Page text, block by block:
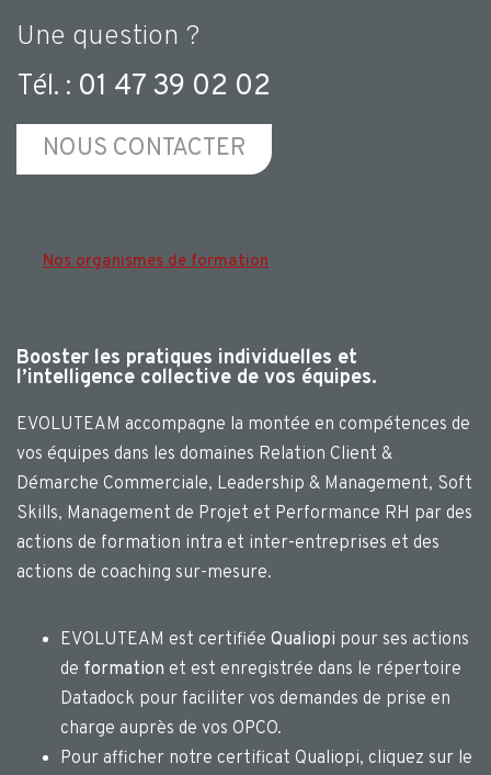
Une question ?
Tél. : 01 47 39 02 02
NOUS CONTACTER
Nos organismes de formation
Booster les pratiques individuelles et
l’intelligence collective de vos équipes.
EVOLUTEAM accompagne la montée en compétences de
vos équipes dans les domaines Relation Client &
Démarche Commerciale, Leadership & Management, Soft
Skills, Management de Projet et Performance RH par des
actions de formation intra et inter-entreprises et des
actions de coaching sur-mesure.
EVOLUTEAM est certifiée Qualiopi pour ses actions
de formation et est enregistrée dans le répertoire
Datadock pour faciliter vos demandes de prise en
charge auprès de vos OPCO.
Pour afficher notre certificat Qualiopi, cliquez sur le